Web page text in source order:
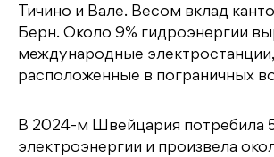
Тичино и Вале. Весом вклад
Берн. Около 9% гидроэнергии
международные электростанции,
расположенные в пограничных
В 2024-м Швейцария потребила
электроэнергии и произвела